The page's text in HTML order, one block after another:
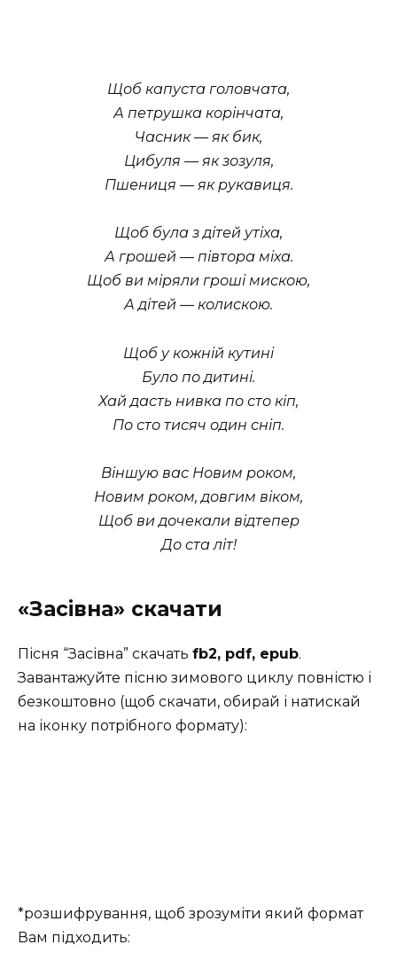
Щоб капуста головчата,
А петрушка корінчата,
Часник — як бик,
Цибуля — як зозуля,
Пшениця — як рукавиця.
Щоб була з дітей утіха,
А грошей — півтора міха.
Щоб ви міряли гроші мискою,
А дітей — колискою.
Щоб у кожній кутині
Було по дитині.
Хай дасть нивка по сто кіп,
По сто тисяч один сніп.
Віншую вас Новим роком,
Новим роком, довгим віком,
Щоб ви дочекали відтепер
До ста літ!
«Засівна» скачати
Пісня “Засівна” скачать fb2, pdf, epub.
Завантажуйте пісню зимового циклу повністю і
безкоштовно (щоб скачати, обирай і натискай
на іконку потрібного формату):
*розшифрування, щоб зрозуміти який формат
Вам підходить: